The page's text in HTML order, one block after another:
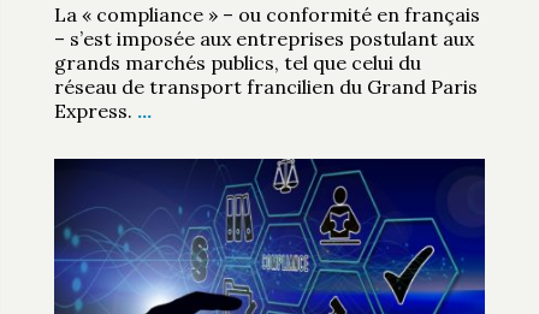
La « compliance » – ou conformité en français
– s’est imposée aux entreprises postulant aux
grands marchés publics, tel que celui du
réseau de transport francilien du Grand Paris
Express. …